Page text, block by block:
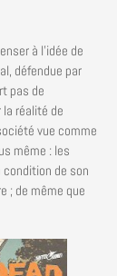
à l’idée de
défendue par
pas de
réalité de
vue comme
même : les
de son
; de même que